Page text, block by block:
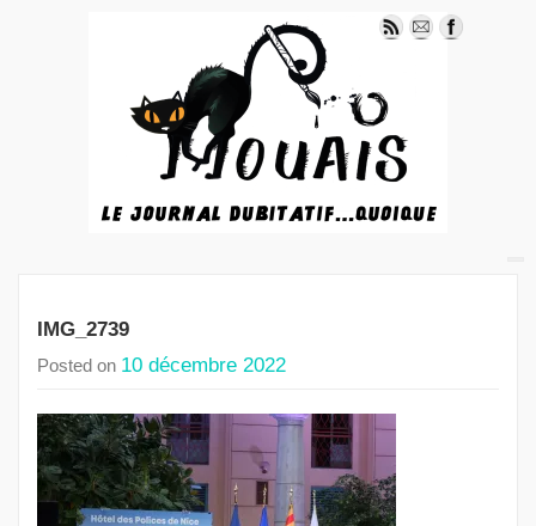
IMG_2739
Posted on 10 décembre 2022